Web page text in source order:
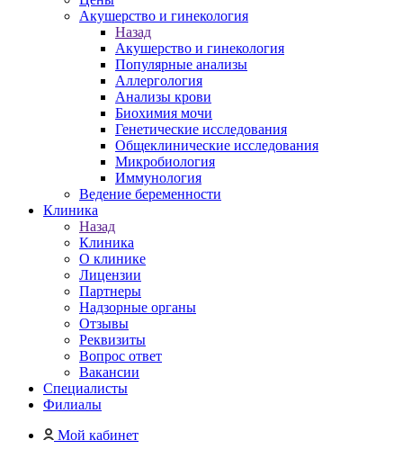
Акушерство и гинекология
Назад
Акушерство и гинекология
Популярные анализы
Аллергология
Анализы крови
Биохимия мочи
Генетические исследования
Общеклинические исследования
Микробиология
Иммунология
Ведение беременности
Клиника
Назад
Клиника
О клинике
Лицензии
Партнеры
Надзорные органы
Отзывы
Реквизиты
Вопрос ответ
Вакансии
Специалисты
Филиалы
Мой кабинет